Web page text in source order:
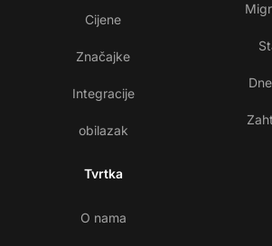
Cijene
Značajke
Integracije
obilazak
Tvrtka
O nama